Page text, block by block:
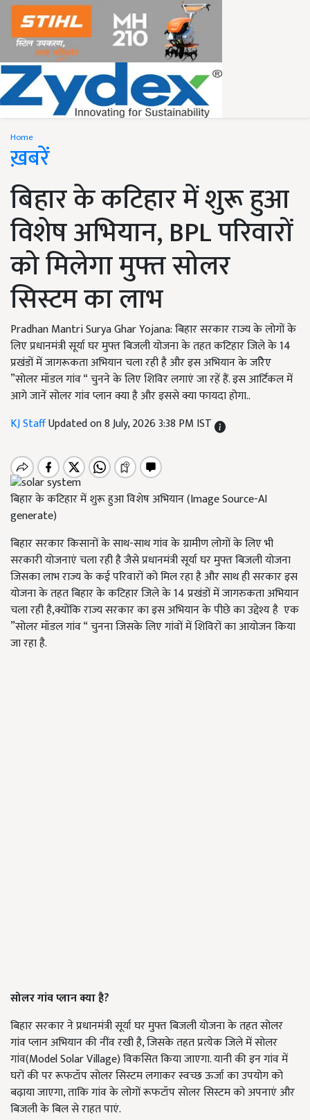
Home
ख़बरें
बिहार के कटिहार में शुरू हुआ
विशेष अभियान, BPL परिवारों
को मिलेगा मुफ्त सोलर
सिस्टम का लाभ
Pradhan Mantri Surya Ghar Yojana: बिहार सरकार राज्य के लोगों के
लिए प्रधानमंत्री सूर्या घर मुफ्त बिजली योजना के तहत कटिहार जिले के 14
प्रखंडों में जागरूकता अभियान चला रही है और इस अभियान के जरिेए
”सोलर मॉडल गांव “ चुनने के लिए शिविर लगाएं जा रहें हैं. इस आर्टिकल में
आगे जानें सोलर गांव प्लान क्या है और इससे क्या फायदा होगा..
KJ StaffUpdated on 8 July, 2026 3:38 PM IST
बिहार के कटिहार में शुरू हुआ विशेष अभियान (Image Source-AI
generate)
बिहार सरकार किसानों के साथ-साथ गांव के ग्रामीण लोगों के लिए भी
सरकारी योजनाएं चला रही है जैसे प्रधानमंत्री सूर्या घर मुफ्त बिजली योजना
जिसका लाभ राज्य के कई परिवारों को मिल रहा है और साथ ही सरकार इस
योजना के तहत बिहार के कटिहार जिले के 14 प्रखंडों में जागरुकता अभियान
चला रही है,क्योंकि राज्य सरकार का इस अभियान के पीछे का उद्देश्य है एक
”सोलर मॉडल गांव “ चुनना जिसके लिए गांवों में शिविरों का आयोजन किया
जा रहा है.
सोलर गांव प्लान क्या है?
बिहार सरकार ने प्रधानमंत्री सूर्या घर मुफ्त बिजली योजना के तहत सोलर
गांव प्लान अभियान की नींव रखी है, जिसके तहत प्रत्येक जिले मेंसोलर
गांव(Model Solar Village) विकसित किया जाएगा. यानी की इन गांव में
घरों की पर रूफटॉप सोलर सिस्टम लगाकर स्वच्छ ऊर्जा का उपयोग को
बढ़ाया जाएगा, ताकि गांव के लोगों रूफटॉप सोलर सिस्टम को अपनाएं और
बिजली के बिल से राहत पाएं.